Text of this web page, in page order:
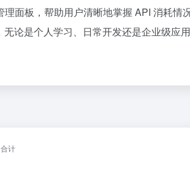
面板，帮助用户清晰地掌握 API 消耗情
论是个人学习、日常开发还是企业级应